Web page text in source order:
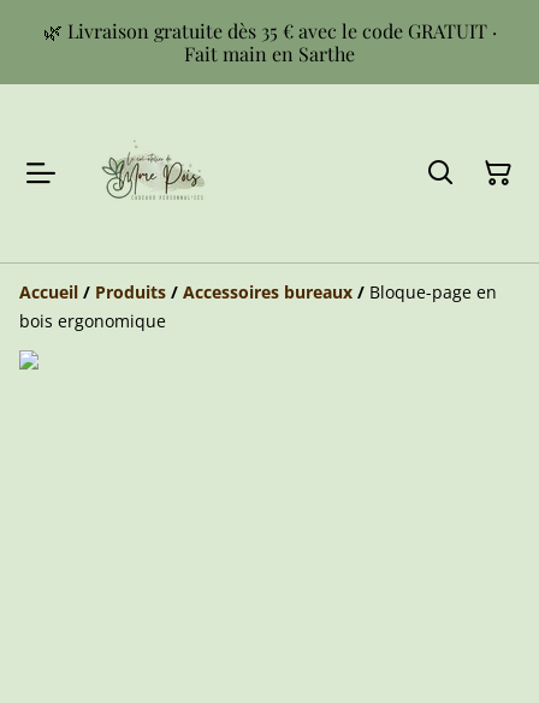
🌿 Livraison gratuite dès 35 € avec le code GRATUIT ·
Fait main en Sarthe
Accueil / Produits / Accessoires bureaux / Bloque-page en
bois ergonomique